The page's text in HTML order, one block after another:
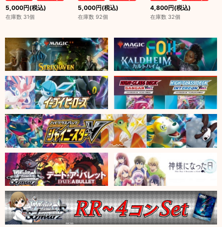
5,000円(税込)
在庫数 31個
5,000円(税込)
在庫数 92個
4,800円(税込)
在庫数 32個